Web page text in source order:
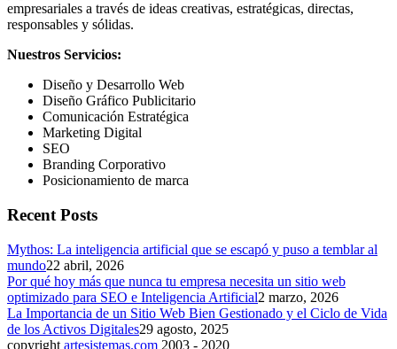
empresariales a través de ideas creativas, estratégicas, directas,
responsables y sólidas.
Nuestros Servicios:
Diseño y Desarrollo Web
Diseño Gráfico Publicitario
Comunicación Estratégica
Marketing Digital
SEO
Branding Corporativo
Posicionamiento de marca
Recent Posts
Mythos: La inteligencia artificial que se escapó y puso a temblar al
mundo22 abril, 2026
Por qué hoy más que nunca tu empresa necesita un sitio web
optimizado para SEO e Inteligencia Artificial2 marzo, 2026
La Importancia de un Sitio Web Bien Gestionado y el Ciclo de Vida
de los Activos Digitales29 agosto, 2025
copyright artesistemas.com 2003 - 2020